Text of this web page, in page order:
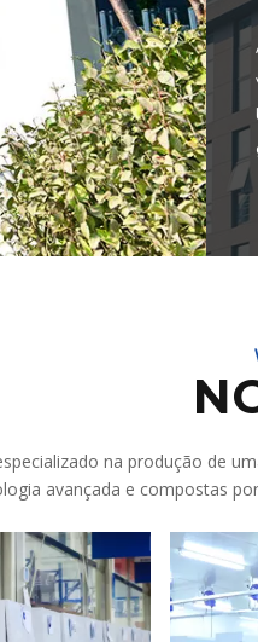
na produção de
avançada e compostas